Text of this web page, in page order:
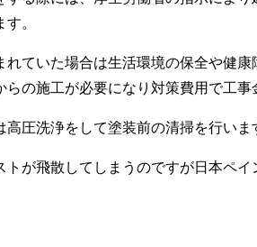
。
れていた場合は生活環境の保全や健
らの施工が必要になり対策費用で工事
圧洗浄をして塗装前の清掃を行いま
トが飛散してしまうのですが日本ペ